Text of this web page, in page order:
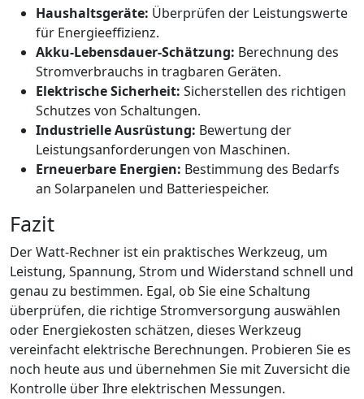
Haushaltsgeräte: Überprüfen der Leistungswerte
für Energieeffizienz.
Akku-Lebensdauer-Schätzung: Berechnung des
Stromverbrauchs in tragbaren Geräten.
Elektrische Sicherheit: Sicherstellen des richtigen
Schutzes von Schaltungen.
Industrielle Ausrüstung: Bewertung der
Leistungsanforderungen von Maschinen.
Erneuerbare Energien: Bestimmung des Bedarfs
an Solarpanelen und Batteriespeicher.
Fazit
Der Watt-Rechner ist ein praktisches Werkzeug, um
Leistung, Spannung, Strom und Widerstand schnell und
genau zu bestimmen. Egal, ob Sie eine Schaltung
überprüfen, die richtige Stromversorgung auswählen
oder Energiekosten schätzen, dieses Werkzeug
vereinfacht elektrische Berechnungen. Probieren Sie es
noch heute aus und übernehmen Sie mit Zuversicht die
Kontrolle über Ihre elektrischen Messungen.